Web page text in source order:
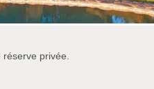
privée.